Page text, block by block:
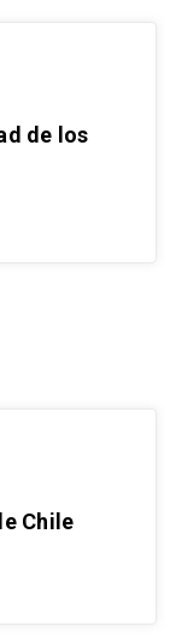
de los
Chile